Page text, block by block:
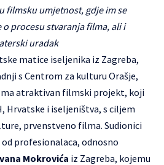
filmsku umjetnost, gdje im se
procesu stvaranja filma, ali i
uradak
matice iseljenika iz Zagreba,
s Centrom za kulturu Orašje,
atraktivan filmski projekt, koji
Hrvatske i iseljeništva, s ciljem
prvenstveno filma. Sudionici
profesionalaca, odnosno
Mokrovića iz Zagreba, kojemu